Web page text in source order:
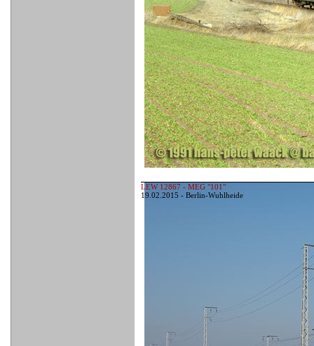
LEW 12867 - MEG "101"
19.02.2015 - Berlin-Wuhlheide